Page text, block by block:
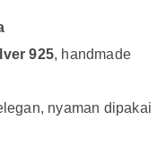
925, handmade
nyaman dipakai